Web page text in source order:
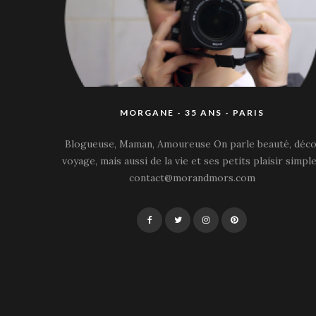
MORGANE - 35 ANS - PARIS
Blogueuse, Maman, Amoureuse On parle beauté,
voyage, mais aussi de la vie et ses petits plaisir
contact@morandmors.com